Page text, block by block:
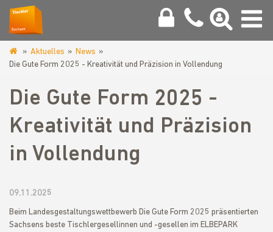
www.tischler-
Aktuelles
News
Die Gute Form 2025 - Kreativität und Präzision in Vollendung
Die Gute Form 2025 -
Kreativität und Präzision
in Vollendung
09.11.2025
Beim Landesgestaltungswettbewerb Die Gute Form 2025 präsentierten
Sachsens beste Tischlergesellinnen und -gesellen im ELBEPARK